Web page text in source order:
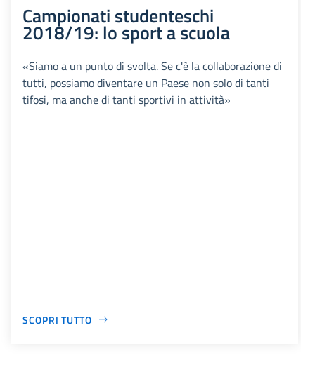
Campionati studenteschi
2018/19: lo sport a scuola
«Siamo a un punto di svolta. Se c'è la collaborazione di
tutti, possiamo diventare un Paese non solo di tanti
tifosi, ma anche di tanti sportivi in attività»
SCOPRI TUTTO